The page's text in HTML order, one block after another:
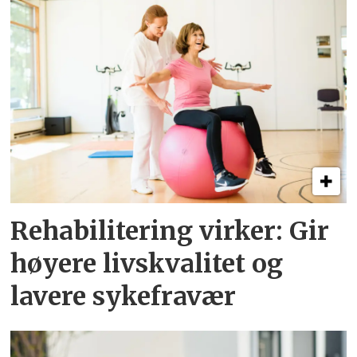
Rehabilitering virker: Gir
høyere livskvalitet og
lavere sykefravær